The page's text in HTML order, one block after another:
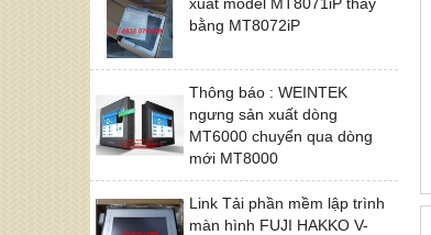
bằng MT8072iP
Thông báo : WEINTEK
ngưng sản xuất dòng
MT6000 chuyển qua dòng
mới MT8000
Link Tải phần mềm lập trình
màn hình FUJI HAKKO V-